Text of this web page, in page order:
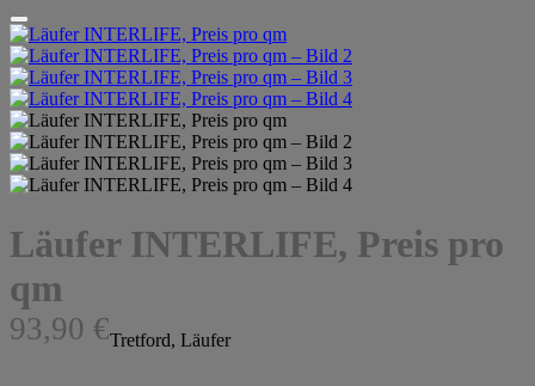
Läufer INTERLIFE, Preis pro
qm
93,90 €Tretford, Läufer